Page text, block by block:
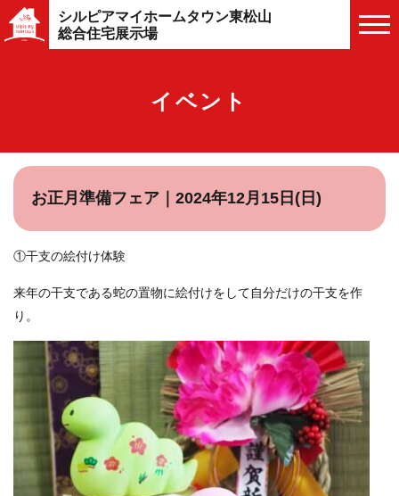
シルピアマイホームタウン東松山
総合住宅展示場
イベント
お正月準備フェア｜2024年12月15日(日)
①干支の絵付け体験
来年の干支である蛇の置物に絵付けをして自分だけの干支を作
り。